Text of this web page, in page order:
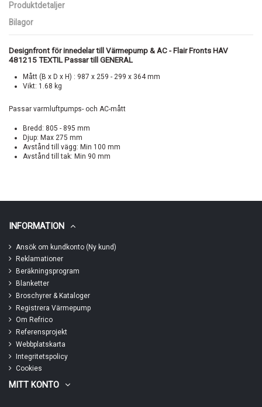
Produktdetaljer
Bilagor
Designfront för innedelar till Värmepump & AC - Flair Fronts HAV
481215 TEXTIL Passar till GENERAL
Mått (B x D x H) : 987 x 259 - 299 x 364 mm
Vikt: 1.68 kg
Passar varmluftpumps- och AC-mått
Bredd: 805 - 895 mm
Djup: Max 275 mm
Avstånd till vägg: Min 100 mm
Avstånd till tak: Min 90 mm
INFORMATION
Ansök om kundkonto (Ny kund)
Reklamationer
Beräkningsprogram
Blanketter
Broschyrer & Kataloger
Registrera Värmepump
Om Refrico
Referensprojekt
Webbplatskarta
Integritetspolicy
Cookies
MITT KONTO